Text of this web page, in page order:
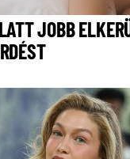
JOBB